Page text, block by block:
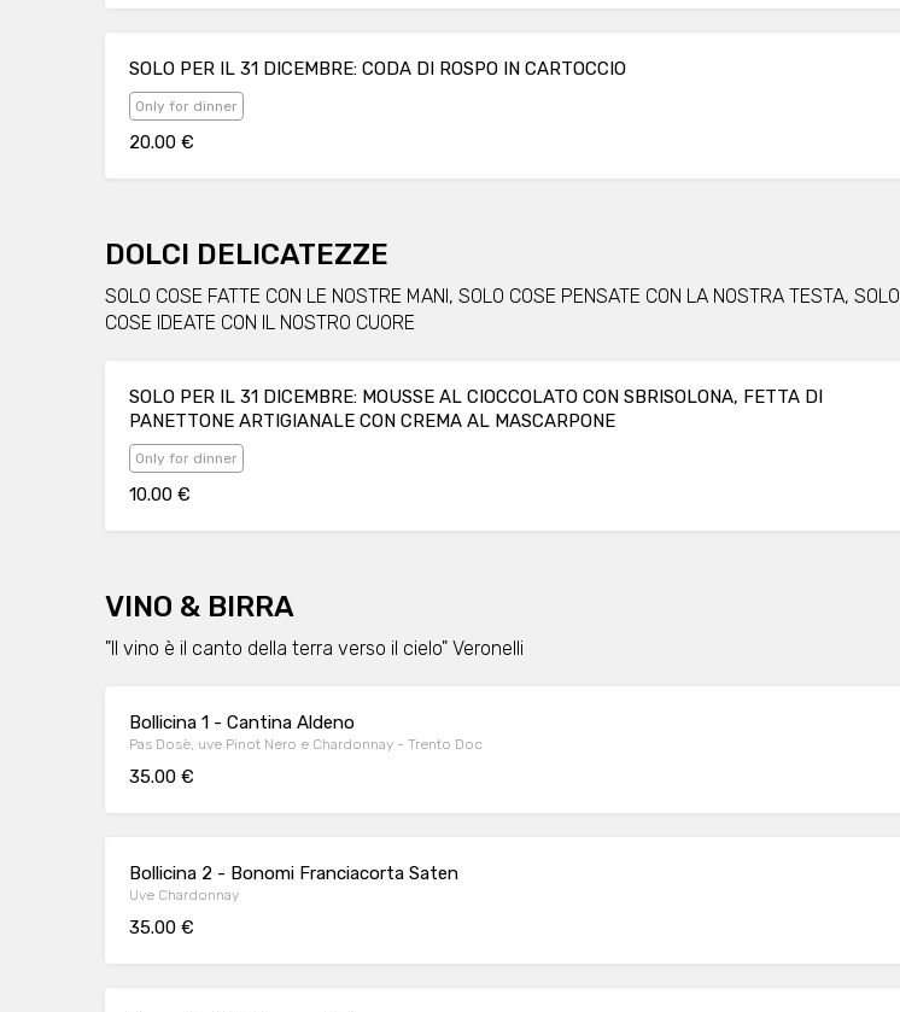
SOLO PER IL 31 DICEMBRE: CODA DI ROSPO IN CARTOCCIO
Only for dinner
20.00 €
DOLCI DELICATEZZE
SOLO COSE FATTE CON LE NOSTRE MANI, SOLO COSE PENSATE CON LA NOSTRA TESTA, SOLO
COSE IDEATE CON IL NOSTRO CUORE
SOLO PER IL 31 DICEMBRE: MOUSSE AL CIOCCOLATO CON SBRISOLONA, FETTA DI
PANETTONE ARTIGIANALE CON CREMA AL MASCARPONE
Only for dinner
10.00 €
VINO & BIRRA
"Il vino è il canto della terra verso il cielo" Veronelli
Bollicina 1 - Cantina Aldeno
Pas Dosè, uve Pinot Nero e Chardonnay - Trento Doc
35.00 €
Bollicina 2 - Bonomi Franciacorta Saten
Uve Chardonnay
35.00 €